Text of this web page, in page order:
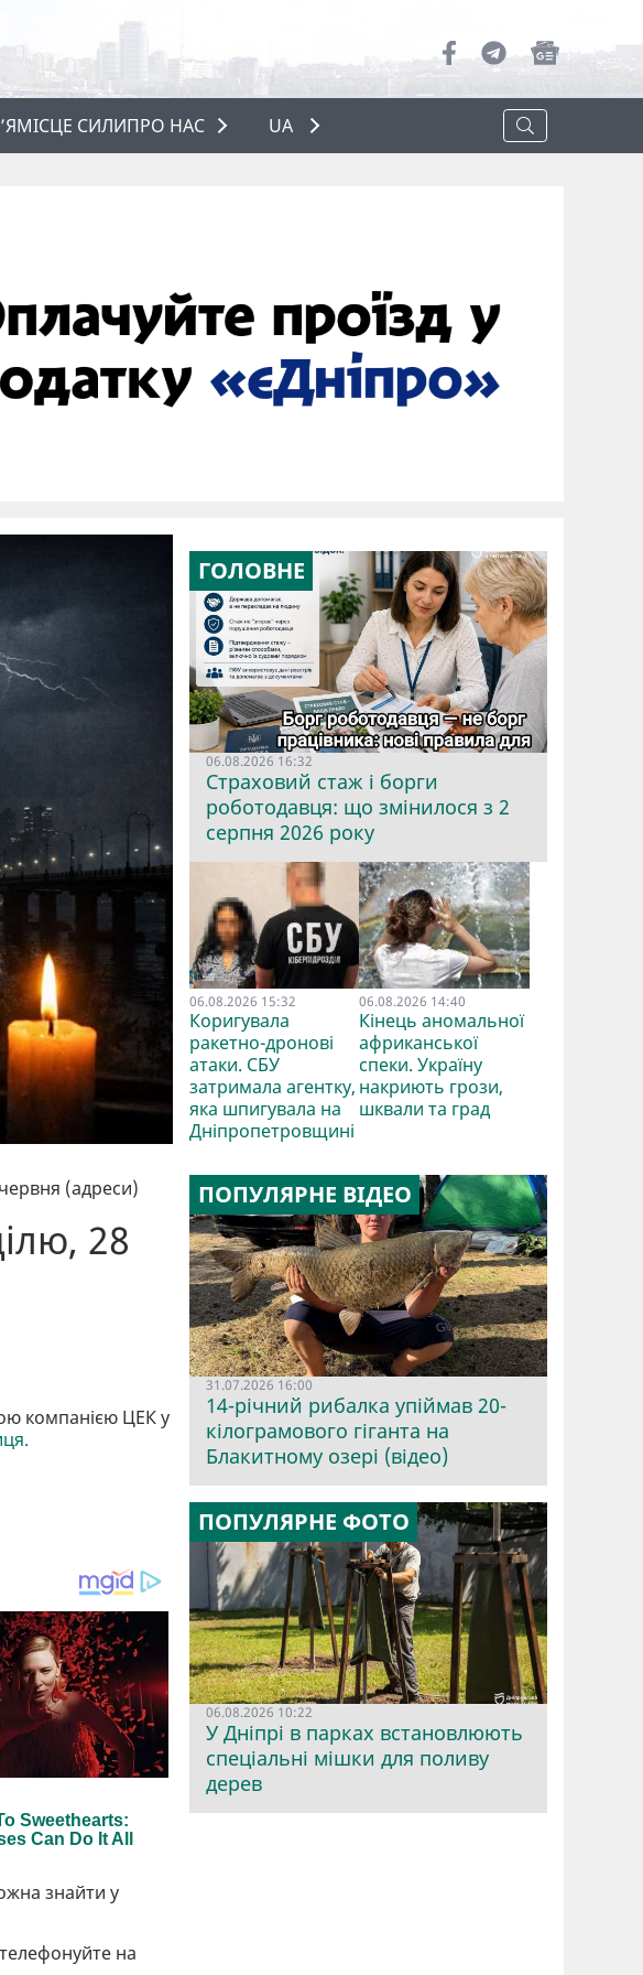
МІСЦЕ СИЛИПРО НАС
ПРО НАС
UA
(адреси)
28
компанією ЦЕК у
знайти у
на
ГОЛОВНЕ
06.08.2026 16:32
Страховий стаж і борги
роботодавця: що змінилося з 2
серпня 2026 року
06.08.2026 15:32
Коригувала
ракетно-дронові
атаки. СБУ
затримала агентку,
яка шпигувала на
Дніпропетровщині
06.08.2026 14:40
Кінець аномальної
африканської
спеки. Україну
накриють грози,
шквали та град
ПОПУЛЯРНЕ ВІДЕО
31.07.2026 16:00
14-річний рибалка упіймав 20-
кілограмового гіганта на
Блакитному озері (відео)
ПОПУЛЯРНЕ ФОТО
06.08.2026 10:22
У Дніпрі в парках встановлюють
спеціальні мішки для поливу
дерев